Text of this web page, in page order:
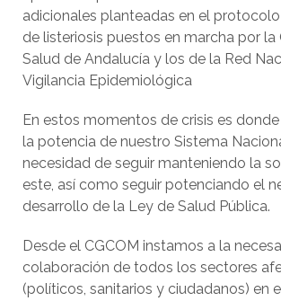
adicionales planteadas en el
de listeriosis puestos en marcha por la
Salud de Andalucía y los de la Red
Vigilancia Epidemiológica
En estos momentos de crisis es
la potencia de nuestro Sistema
necesidad de seguir manteniendo la
este, así como seguir potenciando el
desarrollo de la Ley de Salud Pública.
Desde el CGCOM instamos a la
colaboración de todos los sectores
(políticos, sanitarios y ciudadanos) en